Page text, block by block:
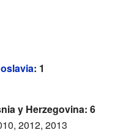
: 1
y Herzegovina: 6
2012, 2013